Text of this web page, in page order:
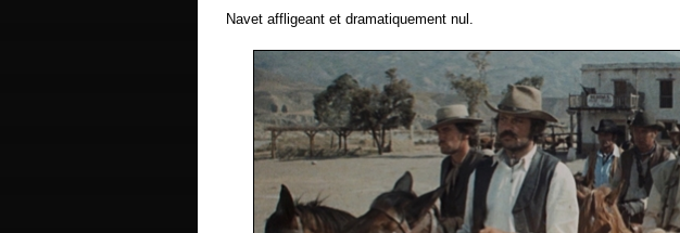
Navet affligeant et dramatiquement nul.